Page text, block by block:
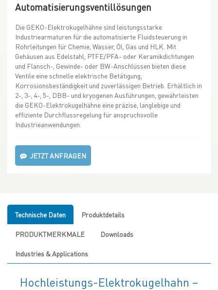
Automatisierungsventillösungen
Die GEKO-Elektrokugelhähne sind leistungsstarke
Industriearmaturen für die automatisierte Fluidsteuerung in
Rohrleitungen für Chemie, Wasser, Öl, Gas und HLK. Mit
Gehäusen aus Edelstahl, PTFE/PFA- oder Keramikdichtungen
und Flansch-, Gewinde- oder BW-Anschlüssen bieten diese
Ventile eine schnelle elektrische Betätigung,
Korrosionsbeständigkeit und zuverlässigen Betrieb. Erhältlich in
2-, 3-, 4-, 5-, DBB- und kryogenen Ausführungen, gewährleisten
die GEKO-Elektrokugelhähne eine präzise, ​​langlebige und
effiziente Durchflussregelung für anspruchsvolle
Industrieanwendungen.
JETZT ANFRAGEN
Technische Daten Produktdetails
PRODUKTMERKMALE Downloads
Industries & Applications
Hochleistungs-Elektrokugelhahn –